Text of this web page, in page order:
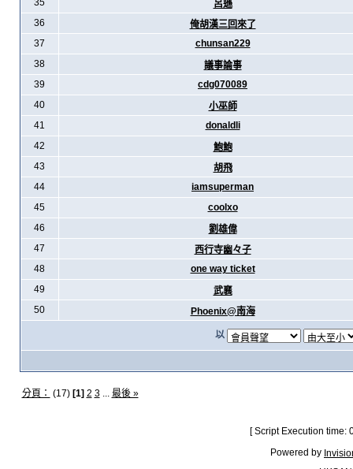
35
呂遜
36
俺胡漢三回來了
37
chunsan229
38
議事論事
39
cdg070089
40
小巫師
41
donaldli
42
鮑鮑
43
胡飛
44
iamsuperman
45
coolxo
46
劉雄偉
47
西行寺幽々子
48
one way ticket
49
武襄
50
Phoenix@南海
以
分頁： (17) [1] 2 3... 最後 »
[ Script Execution
Powered by